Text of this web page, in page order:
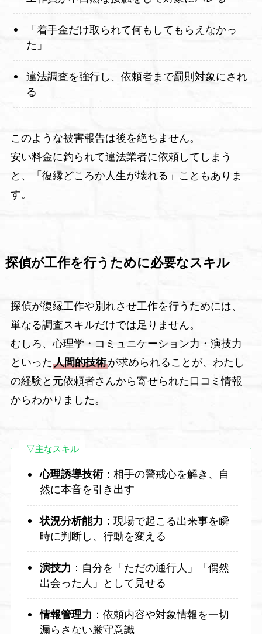
「着手金だけ取られて何もしてもらえなかっ
た」
違法調査を強行し、依頼者まで罰則対象にされ
る
このような被害報告は後を絶ちません。
安い料金に釣られて違法業者に依頼してしまう
と、「復縁どころか人生が壊れる」こともありま
す。
探偵が工作を行うために必要なスキル
探偵が復縁工作や別れさせ工作を行うためには、
単なる調査スキルだけでは足りません。
むしろ、心理学・コミュニケーション力・演技力
といった人間的技術が求められることが、わたし
の経験と元依頼者さんから寄せられた口コミ情報
からわかりました。
▽主なスキル
心理誘導技術 ：相手の警戒心を解き、自
然に本音を引き出す
状況分析能力 ：現場で起こる出来事を瞬
時に判断し、行動を変える
演技力 ：自分を「ただの通行人」「偶然
出会った人」として見せる
情報管理力 ：依頼内容や対象情報を一切
漏らさない厳守意識